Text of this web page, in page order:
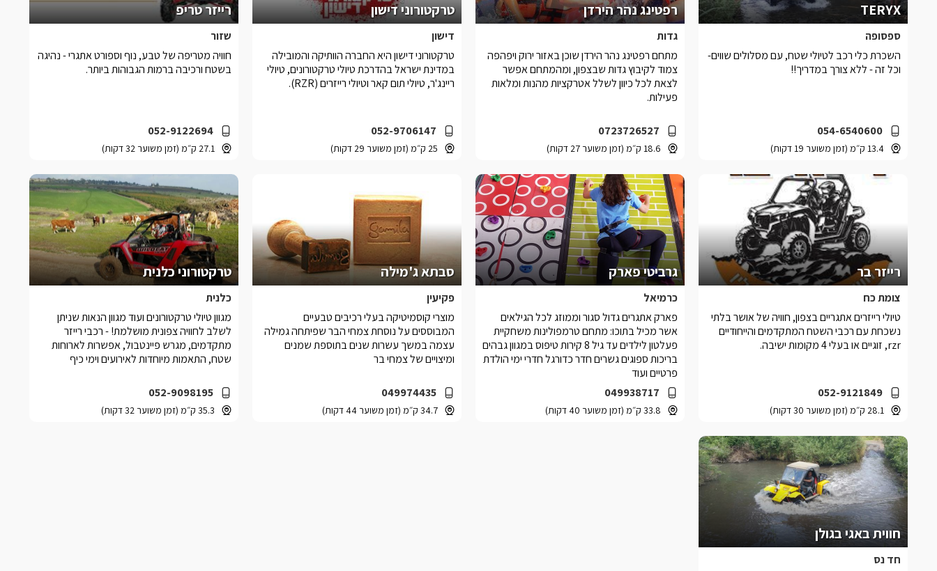
TERYX
ספסופה
054-6540600
13.4 ק״מ (זמן משוער 19 דקות)
השכרת כלי רכב לטיולי שטח, עם מסלולים שווים-
וכל זה - ללא צורך במדריך!!
רפטינג נהר הירדן
גדות
0723726527
18.6 ק״מ (זמן משוער 27 דקות)
מתחם רפטינג נהר הירדן שוכן באזור ירוק ויפהפה
צמוד לקיבוץ גדות שבצפון, ומהמתחם אפשר
לצאת לכל כיוון לשלל אטרקציות מהנות ומלאות
פעילות.
טרקטורוני דישון
דישון
052-9706147
25 ק״מ (זמן משוער 29 דקות)
טרקטורוני דישון היא החברה הוותיקה והמובילה
במדינת ישראל בהדרכת טיולי טרקטורונים, טיולי
ריינג'ר, טיולי תום קאר וטיולי רייזרים (RZR).
רייזר טריפ
שזור
052-9122694
27.1 ק״מ (זמן משוער 32 דקות)
חוויה מטריפה של טבע, נוף וספורט אתגרי - נהיגה
בשטח ורכיבה ברמות הגבוהות ביותר.
רייזר בר
צומת כח
052-9121849
28.1 ק״מ (זמן משוער 30 דקות)
טיולי רייזרים אתגריים בצפון, חוויה של אושר בלתי
נשכחת עם רכבי השטח המתקדמים והייחודיים
rzr, זוגיים או בעלי 4 מקומות ישיבה.
גרביטי פארק
כרמיאל
049938717
33.8 ק״מ (זמן משוער 40 דקות)
פארק אתגרים גדול סגור וממוזג לכל הגילאים
אשר מכיל בתוכו: מתחם טרמפולינות משחקיית
פעלטון לילדים עד גיל 8 קירות טיפוס במגוון גבהים
בריכות ספוגים גשרים חדר כדורגל חדרי ימי הולדת
פרטיים ועוד
סבתא ג'מילה
פקיעין
049974435
34.7 ק״מ (זמן משוער 44 דקות)
מוצרי קוסמיטיקה בעלי רכיבים טבעיים
המבוססים על נוסחת צמחי הבר שפיתחה גמילה
עצמה במשך עשרות שנים בתוספת שמנים
ומיצויים של צמחי בר
טרקטורוני כלנית
כלנית
052-9098195
35.3 ק״מ (זמן משוער 32 דקות)
מגוון טיולי טרקטורונים ועוד מגוון הנאות שניתן
לשלב לחוויה צפונית מושלמת! - רכבי רייזר
מתקדמים, מגרש פיינטבול, אפשרות לארוחות
שטח, התאמות מיוחדות לאירועים וימי כיף
חווית באגי בגולן
חד נס